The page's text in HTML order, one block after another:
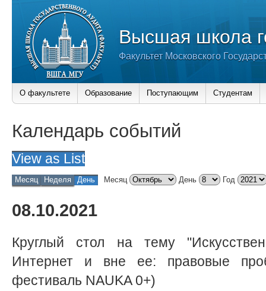
Высшая школа
Факультет Московского
О факультете Образование Поступающим Студентам
Календарь событий
View as List
Месяц Неделя День Месяц День Год
08.10.2021
Круглый стол на тему
Интернет и вне ее: правовые
фестиваль NAUKA 0+)